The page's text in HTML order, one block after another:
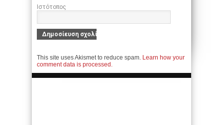
Ιστότοπος
This site uses Akismet to reduce spam. Learn how your
comment data is processed.